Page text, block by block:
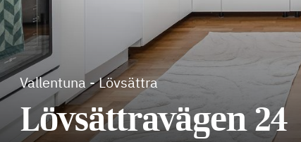
Vallentuna-Lövsättra
Lövsättravägen 24